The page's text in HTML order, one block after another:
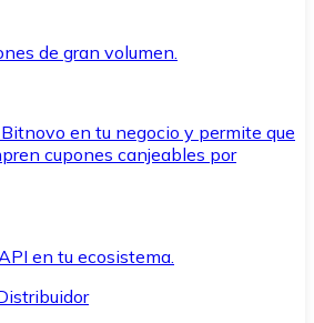
de gran volumen.
en tu negocio y permite que
cupones canjeables por
en tu ecosistema.